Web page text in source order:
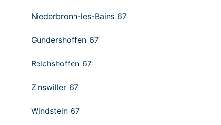
Niederbronn-les-Bains 67
Gundershoffen 67
Reichshoffen 67
Zinswiller 67
Windstein 67